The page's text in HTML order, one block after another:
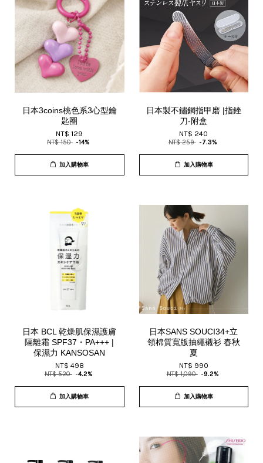
日本3coins桃色系3心型鑰
匙圈
NT$ 129
NT$ 150 -14%
加入購物車
日本製不鏽鋼指甲磨 |指銼
刀-附盒
NT$ 240
NT$ 259 -7.3%
加入購物車
日本 BCL 乾燥肌保濕護膚
隔離霜 SPF37・PA+++ |
保濕力 KANSOSAN
NT$ 498
NT$ 520 -4.2%
加入購物車
日本SANS SOUCI34+立
領棉質寬版抽繩襯衫 春秋
夏
NT$ 990
NT$ 1,090 -9.2%
加入購物車